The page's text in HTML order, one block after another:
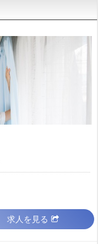
求人を見る